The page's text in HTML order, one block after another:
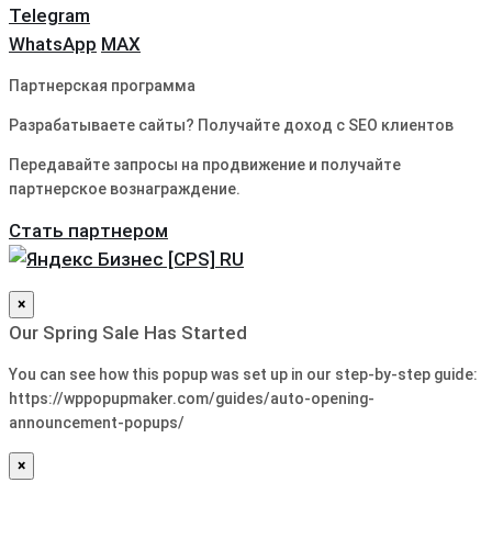
Telegram
WhatsApp MAX
Партнерская программа
Разрабатываете сайты? Получайте доход с SEO клиентов
Передавайте запросы на продвижение и получайте
партнерское вознаграждение.
Стать партнером
×
Our Spring Sale Has Started
You can see how this popup was set up in our step-by-step guide:
https://wppopupmaker.com/guides/auto-opening-
announcement-popups/
×